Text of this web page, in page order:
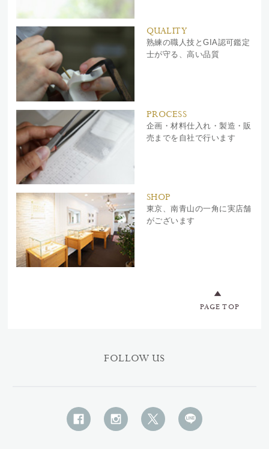
QUALITY
熟練の職人技とGIA認可鑑定
士が守る、高い品質
PROCESS
企画・材料仕入れ・製造・販
売までを自社で行います
SHOP
東京、南青山の一角に実店舗
がございます
PAGE TOP
FOLLOW US